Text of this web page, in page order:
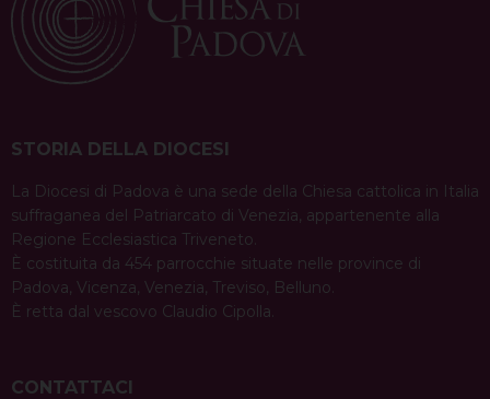
STORIA DELLA DIOCESI
La Diocesi di Padova è una sede della Chiesa cattolica in Italia
suffraganea del Patriarcato di Venezia, appartenente alla
Regione Ecclesiastica Triveneto.
È costituita da 454 parrocchie situate nelle province di
Padova, Vicenza, Venezia, Treviso, Belluno.
È retta dal vescovo Claudio Cipolla.
CONTATTACI